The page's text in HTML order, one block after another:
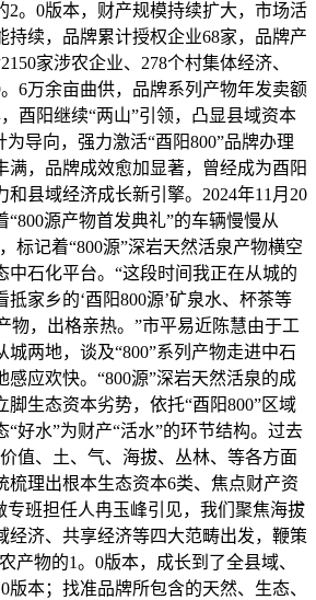
2。0版本，财产规模持续扩大，市场活
持续，品牌累计授权企业68家，品牌产
家涉农企业、278个村集体经济、
6万余亩曲供，品牌系列产物年发卖额
酉阳继续“两山”引领，凸显县域资本
为导向，强力激活“酉阳800”品牌办理
满，品牌成效愈加显著，曾经成为酉阳
和县域经济成长新引擎。2024年11月20
“800源产物首发典礼”的车辆慢慢从
标记着“800源”深岩天然活泉产物横空
中石化平台。“这段时间我正在从城的
家乡的‘酉阳800源’矿泉水、杯茶等
物，出格亲热。”市平易近陈慧由于工
两地，谈及“800”系列产物走进中石
感应欢快。“800源”深岩天然活泉的成
脚生态资本劣势，依托“酉阳800”区域
“好水”为财产“活水”的环节结构。过去
值、土、气、海拔、丛林、等各方面
梳理出根本生态资本6类、焦点财产资
专班担任人冉玉峰引见，我们聚焦海拔
经济、共享经济等四大范畴出发，鞭策
产物的1。0版本，成长到了全县域、
版本；找准品牌所包含的天然、生态、